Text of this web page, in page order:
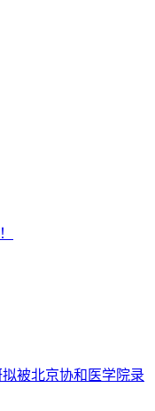
被北京协和医学院录